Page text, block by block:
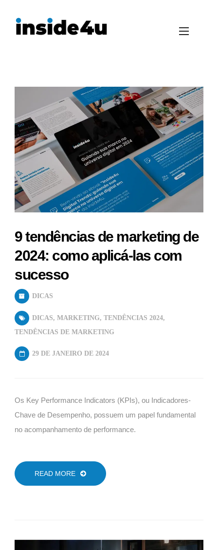
9 tendências de marketing de
2024: como aplicá-las com
sucesso
DICAS
DICAS, MARKETING, TENDÊNCIAS 2024,
TENDÊNCIAS DE MARKETING
29 DE JANEIRO DE 2024
Os Key Performance Indicators (KPIs), ou Indicadores-
Chave de Desempenho, possuem um papel fundamental
no acompanhamento de performance.
READ MORE